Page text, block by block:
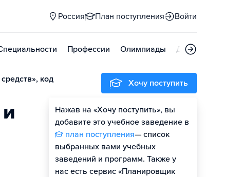
Россия План поступления Войти
Профессии Олимпиады Дни открытых
код
Хочу поступить
Нажав на «Хочу поступить», вы
добавите это учебное заведение в
план поступления— список
выбранных вами учебных
заведений и программ. Также у
нас есть сервис «Планировщик